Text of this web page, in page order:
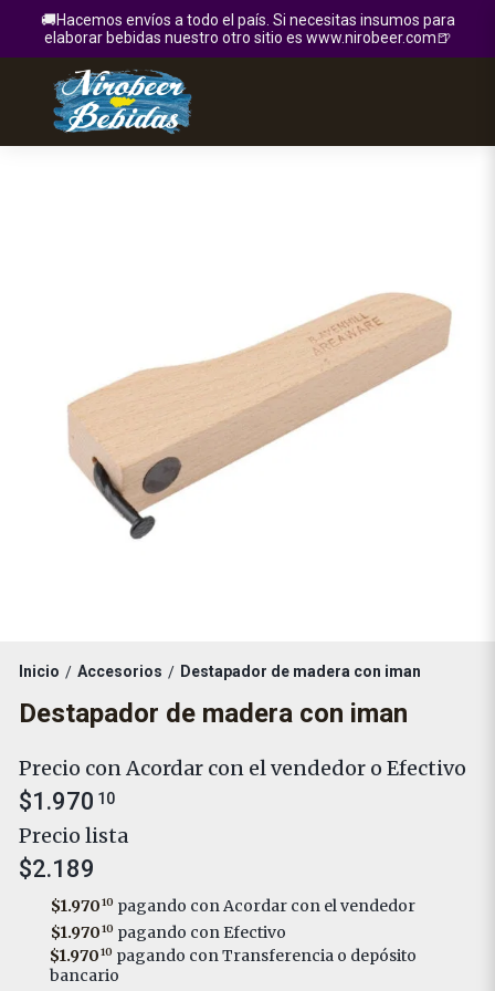
🚚Hacemos envíos a todo el país. Si necesitas insumos para
elaborar bebidas nuestro otro sitio es www.nirobeer.com🍺
Inicio / Accesorios / Destapador de madera con iman
Destapador de madera con iman
Precio con Acordar con el vendedor o Efectivo
$1.970 10
Precio lista
$2.189
$1.97010 pagando con Acordar con el vendedor
$1.97010 pagando con Efectivo
$1.97010 pagando con Transferencia o depósito
bancario